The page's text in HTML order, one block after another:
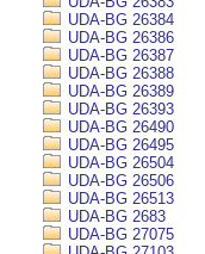
UDA-BG 26384
UDA-BG 26386
UDA-BG 26387
UDA-BG 26388
UDA-BG 26389
UDA-BG 26393
UDA-BG 26490
UDA-BG 26495
UDA-BG 26504
UDA-BG 26506
UDA-BG 26513
UDA-BG 2683
UDA-BG 27075